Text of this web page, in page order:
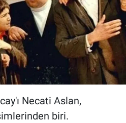
Necati Aslan,
biri.